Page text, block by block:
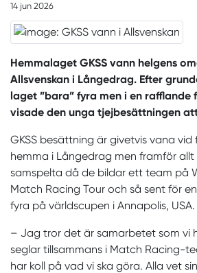
14 jun 2026
Hemmalaget GKSS vann helgens
Allsvenskan i Långedrag. Efter
laget ”bara” fyra men i en
visade den unga tjejbesättningen
GKSS besättning är givetvis vana vid
hemma i Långedrag men framför
samspelta då de bildar ett team på
Match Racing Tour och så sent för
fyra på världscupen i Annapolis, USA.
– Jag tror det är samarbetet som vi
seglar tillsammans i Match Racing-
har koll på vad vi ska göra. Alla vet